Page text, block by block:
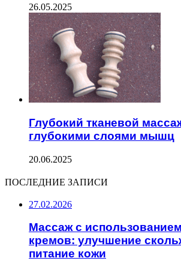
26.05.2025
Глубокий тканевой
глубокими слоями мышц
20.06.2025
ПОСЛЕДНИЕ ЗАПИСИ
27.02.2026
Массаж с
кремов: улучшение
питание кожи